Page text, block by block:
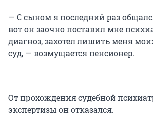
— С сыном я последний раз
вот он заочно поставил мне
диагноз, захотел лишить меня
суд, — возмущается пенсионер.
От прохождения судебной
экспертизы он отказался.